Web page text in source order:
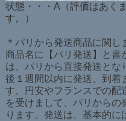
状態・・・A（評価はあく
す。）
＊パリから発送商品に関し
商品名に【パリ発送】と書
は、パリから直接発送とな
後１週間以内に発送、到着
す。円安やフランスでの配
を受けまして、パリからの
ります。発送は、基本的に